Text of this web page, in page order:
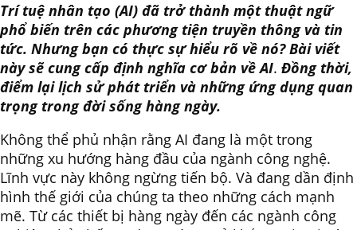
Trí tuệ nhân tạo (AI) đã trở thành một thuật ngữ
phổ biến trên các phương tiện truyền thông và tin
tức. Nhưng bạn có thực sự hiểu rõ về nó? Bài viết
này sẽ cung cấp định nghĩa cơ bản về AI. Đồng thời,
điểm lại lịch sử phát triển và những ứng dụng quan
trọng trong đời sống hàng ngày.
Không thể phủ nhận rằng AI đang là một trong
những xu hướng hàng đầu của ngành công nghệ.
Lĩnh vực này không ngừng tiến bộ. Và đang dần định
hình thế giới của chúng ta theo những cách mạnh
mẽ. Từ các thiết bị hàng ngày đến các ngành công